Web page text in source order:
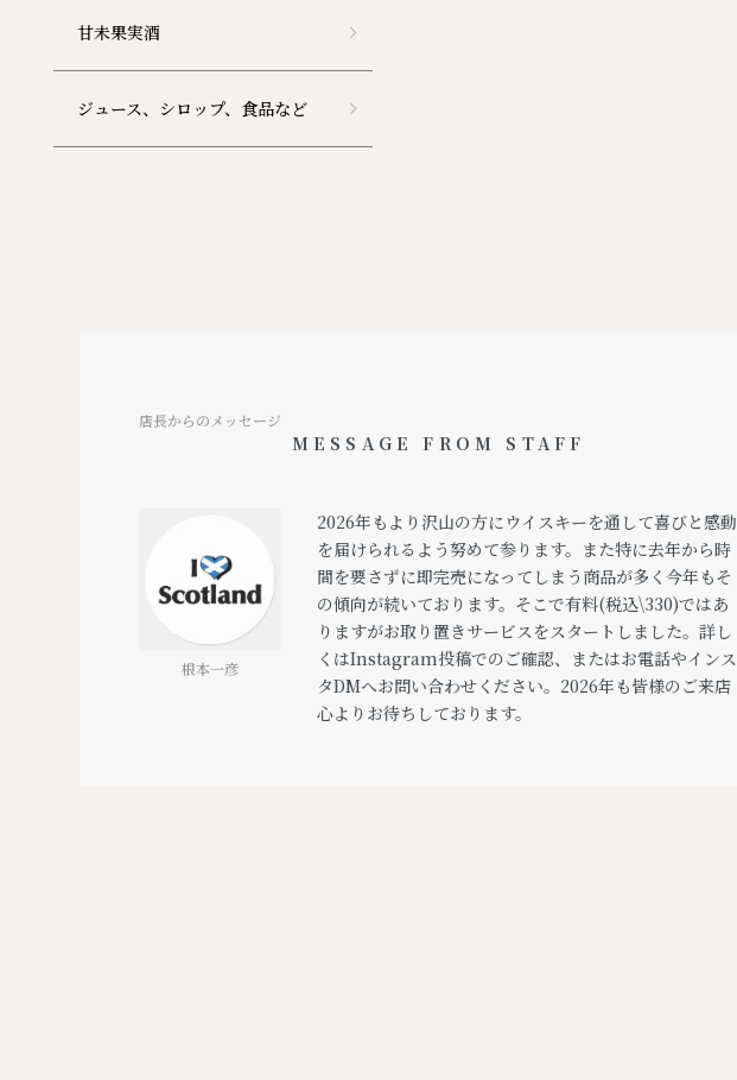
甘未果実酒
ジュース、シロップ、食品など
店長からのメッセージ
MESSAGE FROM STAFF
根本一彦
2026年もより沢山の方にウイスキーを通して喜びと感動
を届けられるよう努めて参ります。また特に去年から時
間を要さずに即完売になってしまう商品が多く今年もそ
の傾向が続いております。そこで有料(税込\330)ではあ
りますがお取り置きサービスをスタートしました。詳し
くはInstagram投稿でのご確認、またはお電話やインス
タDMへお問い合わせください。2026年も皆様のご来店
心よりお待ちしております。